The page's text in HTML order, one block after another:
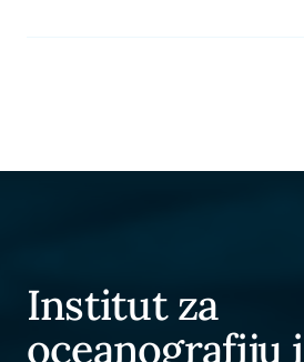
Institut za
oceanografiju i